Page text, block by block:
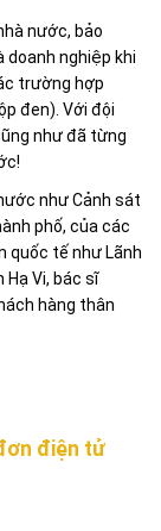
nước, bảo
doanh nghiệp khi
trường hợp
đen). Với đội
như đã từng
như Cảnh sát
phố, của các
quốc tế như Lãnh
Vi, bác sĩ
hàng thân
điện tử